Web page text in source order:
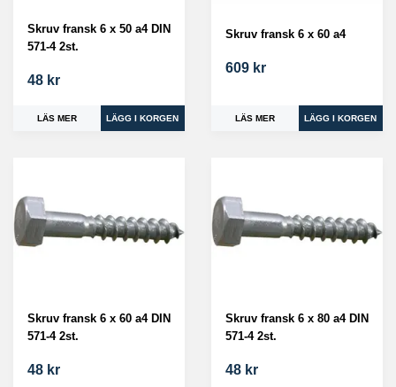
Skruv fransk 6 x 50 a4 DIN
571-4 2st.
48 kr
LÄS MER
Skruv fransk 6 x 60 a4
609 kr
LÄS MER
Skruv fransk 6 x 60 a4 DIN
571-4 2st.
48 kr
Skruv fransk 6 x 80 a4 DIN
571-4 2st.
48 kr